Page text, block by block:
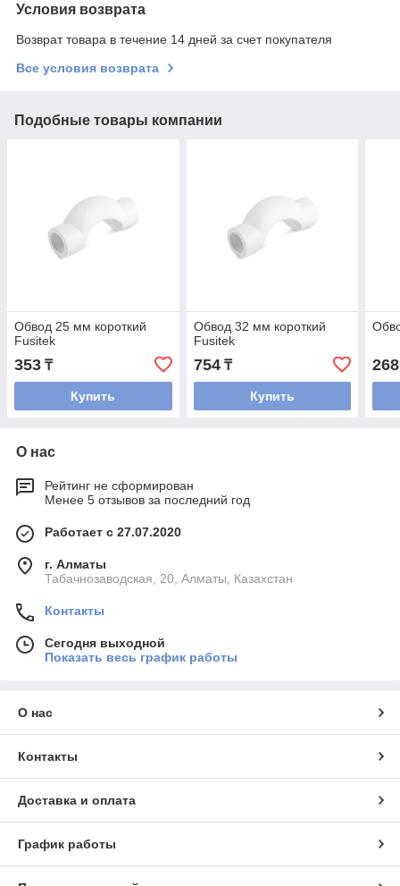
Условия возврата
Возврат товара в течение 14 дней за счет покупателя
Все условия возврата
Подобные товары компании
Обвод 25 мм короткий
Fusitek
353 ₸
Купить
Обвод 32 мм короткий
Fusitek
754₸
Купить
268
О нас
Рейтинг не сформирован
Менее 5 отзывов за последний год
Работает с 27.07.2020
г. Алматы
Табачнозаводская, 20, Алматы, Казахстан
Контакты
Сегодня выходной
Показать весь график работы
О нас
Контакты
Доставка и оплата
График работы